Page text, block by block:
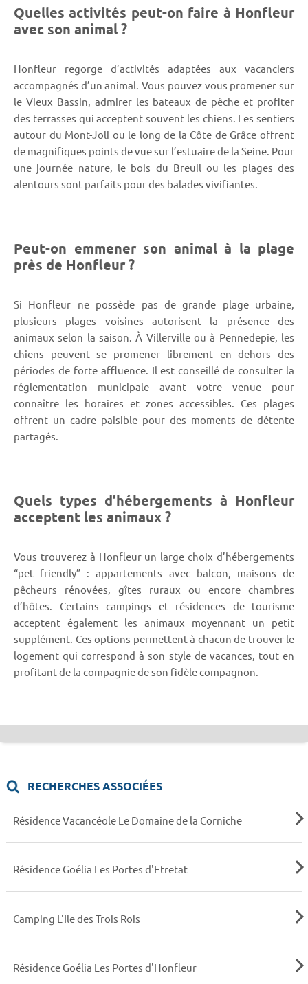
Quelles activités peut-on faire à Honfleur
avec son animal ?
Honfleur regorge d’activités adaptées aux vacanciers
accompagnés d’un animal. Vous pouvez vous promener sur
le Vieux Bassin, admirer les bateaux de pêche et profiter
des terrasses qui acceptent souvent les chiens. Les sentiers
autour du Mont-Joli ou le long de la Côte de Grâce offrent
de magnifiques points de vue sur l’estuaire de la Seine. Pour
une journée nature, le bois du Breuil ou les plages des
alentours sont parfaits pour des balades vivifiantes.
Peut-on emmener son animal à la plage
près de Honfleur ?
Si Honfleur ne possède pas de grande plage urbaine,
plusieurs plages voisines autorisent la présence des
animaux selon la saison. À Villerville ou à Pennedepie, les
chiens peuvent se promener librement en dehors des
périodes de forte affluence. Il est conseillé de consulter la
réglementation municipale avant votre venue pour
connaître les horaires et zones accessibles. Ces plages
offrent un cadre paisible pour des moments de détente
partagés.
Quels types d’hébergements à Honfleur
acceptent les animaux ?
Vous trouverez à Honfleur un large choix d’hébergements
“pet friendly” : appartements avec balcon, maisons de
pêcheurs rénovées, gîtes ruraux ou encore chambres
d’hôtes. Certains campings et résidences de tourisme
acceptent également les animaux moyennant un petit
supplément. Ces options permettent à chacun de trouver le
logement qui correspond à son style de vacances, tout en
profitant de la compagnie de son fidèle compagnon.
RECHERCHES ASSOCIÉES
Résidence Vacancéole Le Domaine de la Corniche
Résidence Goélia Les Portes d'Etretat
Camping L'Ile des Trois Rois
Résidence Goélia Les Portes d'Honfleur